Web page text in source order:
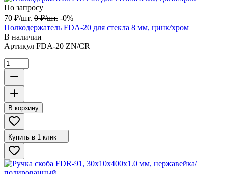
По запросу
70 ₽/шт. 0 ₽/шт. -0%
Полкодержатель FDA-20 для стекла 8 мм, цинк/хром
В наличии
Артикул FDA-20 ZN/CR
В корзину
Купить в 1 клик